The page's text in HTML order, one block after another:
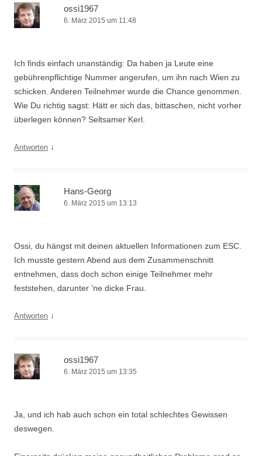
ossi1967
6. März 2015 um 11:48
Ich finds einfach unanständig: Da haben ja Leute eine
gebührenpflichtige Nummer angerufen, um ihn nach Wien zu
schicken. Anderen Teilnehmer wurde die Chance genommen.
Wie Du richtig sagst: Hätt er sich das, bittaschen, nicht vorher
überlegen können? Seltsamer Kerl.
Antworten ↓
Hans-Georg
6. März 2015 um 13:13
Ossi, du hängst mit deinen aktuellen Informationen zum ESC.
Ich musste gestern Abend aus dem Zusammenschnitt
entnehmen, dass doch schon einige Teilnehmer mehr
feststehen, darunter ’ne dicke Frau.
Antworten ↓
ossi1967
6. März 2015 um 13:35
Ja, und ich hab auch schon ein total schlechtes Gewissen
deswegen.